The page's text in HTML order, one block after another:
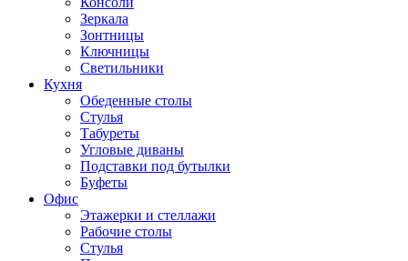
Зеркала
Зонтницы
Ключницы
Светильники
Кухня
Обеденные столы
Стулья
Табуреты
Угловые диваны
Подставки под бутылки
Буфеты
Офис
Этажерки и стеллажи
Рабочие столы
Стулья